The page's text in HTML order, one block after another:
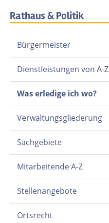
Rathaus & Politik
Bürgermeister
Dienstleistungen von A-Z
Was erledige ich wo?
Verwaltungsgliederung
Sachgebiete
Mitarbeitende A-Z
Stellenangebote
Ortsrecht